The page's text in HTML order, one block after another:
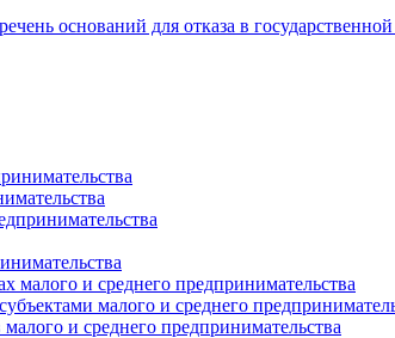
оснований для отказа в
малого и среднего предпринимательства
малого и среднего
и среднего предпринимательства